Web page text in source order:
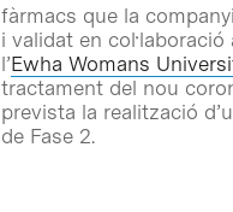
fàrmacs que la
i validat en col·laboració
l’Ewha Womans
tractament del nou
prevista la realització
de Fase 2.